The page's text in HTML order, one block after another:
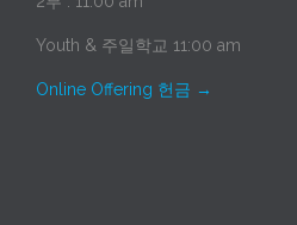
Youth & 주일학교 11:00 am
Online Offering 헌금 →